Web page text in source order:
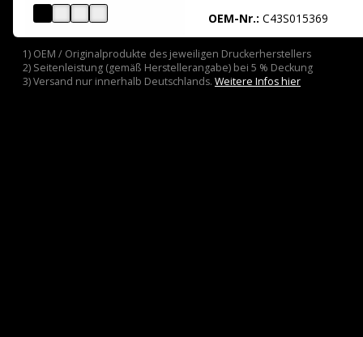
OEM-Nr.: C43S015369
1) OEM / Originalprodukte des jeweiligen Druckerherstellers
2) Seitenleistung (gemäß Herstellerangabe) bei 5 % Deckung
3) Versand nur innerhalb Deutschlands. Weitere Infos hier